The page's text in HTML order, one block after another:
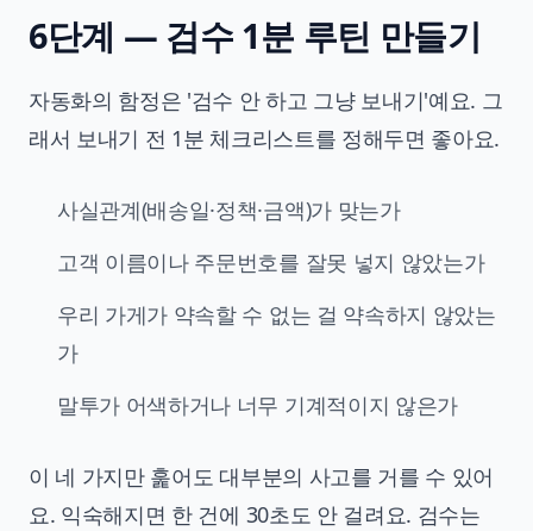
6단계 — 검수 1분 루틴 만들기
자동화의 함정은 '검수 안 하고 그냥 보내기'예요. 그
래서 보내기 전 1분 체크리스트를 정해두면 좋아요.
사실관계(배송일·정책·금액)가 맞는가
고객 이름이나 주문번호를 잘못 넣지 않았는가
우리 가게가 약속할 수 없는 걸 약속하지 않았는
가
말투가 어색하거나 너무 기계적이지 않은가
이 네 가지만 훑어도 대부분의 사고를 거를 수 있어
요. 익숙해지면 한 건에 30초도 안 걸려요. 검수는